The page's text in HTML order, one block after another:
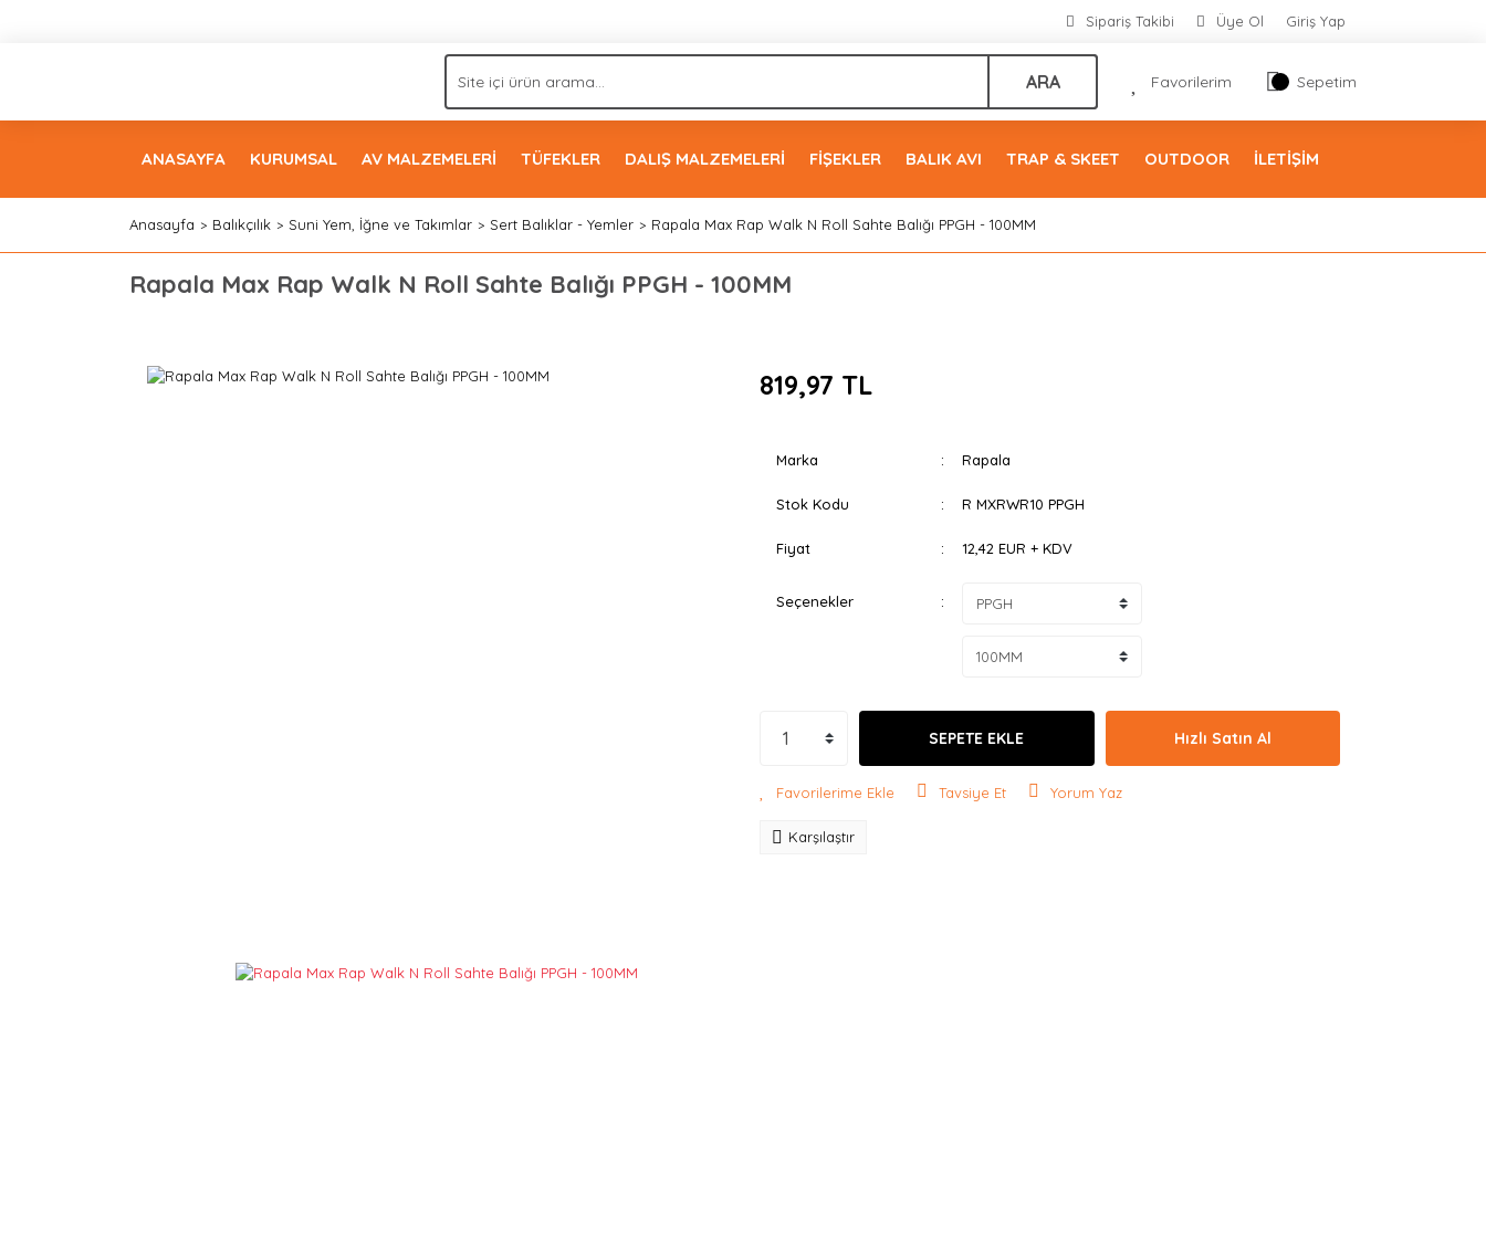
Sipariş Takibi Üye Ol Giriş Yap
ARA Favorilerim Sepetim
ANASAYFA KURUMSAL AV MALZEMELERİ TÜFEKLER DALIŞ MALZEMELERİ FİŞEKLER BALIK AVI TRAP & SKEET OUTDOOR İLETİŞİM
Anasayfa Balıkçılık Suni Yem, İğne ve Takımlar Sert Balıklar - Yemler Rapala Max Rap Walk N Roll Sahte Balığı PPGH - 100MM
Rapala Max Rap Walk N Roll Sahte Balığı PPGH - 100MM
819,97 TL
Marka Rapala
Stok Kodu R MXRWR10 PPGH
Fiyat 12,42 EUR + KDV
Seçenekler
SEPETE EKLE Hızlı Satın Al
Tavsiye Et Yorum Yaz
Karşılaştır